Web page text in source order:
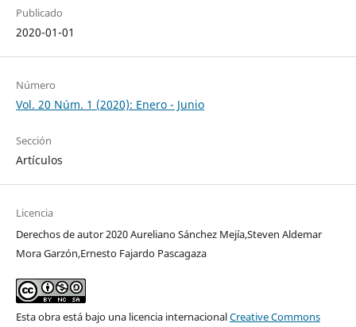
Publicado
2020-01-01
Número
Vol. 20 Núm. 1 (2020): Enero - Junio
Sección
Artículos
Licencia
Derechos de autor 2020 Aureliano Sánchez Mejía,Steven Aldemar
Mora Garzón,Ernesto Fajardo Pascagaza
Esta obra está bajo una licencia internacionalCreative Commons